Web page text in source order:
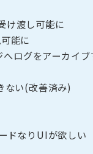
け渡し可能に
能に
ログをアーカイ
ない(改善済み)
ドなりUIが欲しい